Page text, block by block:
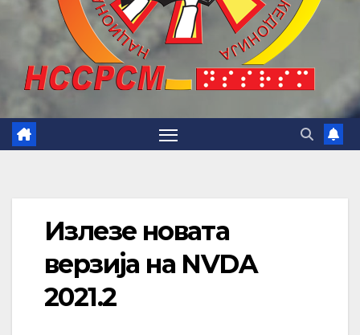
Излезе новата
верзија на NVDA
2021.2